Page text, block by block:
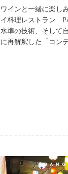
ワインと一緒に楽し
イ料理レストラン
水準の技術、そして
に再解釈した「コン